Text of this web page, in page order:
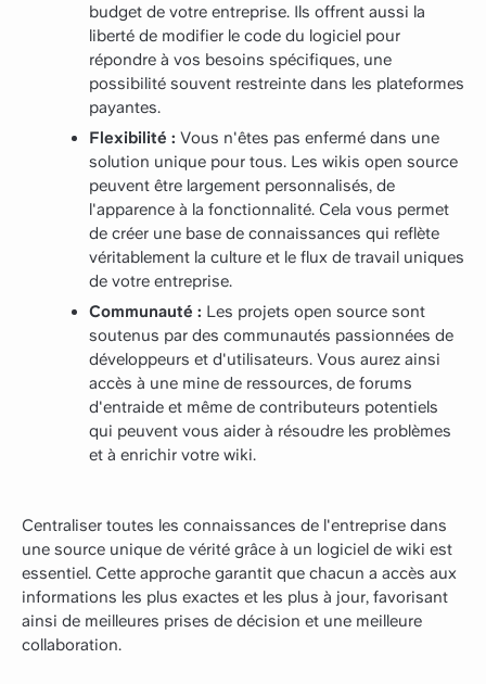
budget de votre entreprise. Ils offrent aussi la
liberté de modifier le code du logiciel pour
répondre à vos besoins spécifiques, une
possibilité souvent restreinte dans les plateformes
payantes.
Flexibilité : Vous n'êtes pas enfermé dans une
solution unique pour tous. Les wikis open source
peuvent être largement personnalisés, de
l'apparence à la fonctionnalité. Cela vous permet
de créer une base de connaissances qui reflète
véritablement la culture et le flux de travail uniques
de votre entreprise.
Communauté : Les projets open source sont
soutenus par des communautés passionnées de
développeurs et d'utilisateurs. Vous aurez ainsi
accès à une mine de ressources, de forums
d'entraide et même de contributeurs potentiels
qui peuvent vous aider à résoudre les problèmes
et à enrichir votre wiki.
Centraliser toutes les connaissances de l'entreprise dans
une source unique de vérité grâce à un logiciel de wiki est
essentiel. Cette approche garantit que chacun a accès aux
informations les plus exactes et les plus à jour, favorisant
ainsi de meilleures prises de décision et une meilleure
collaboration.